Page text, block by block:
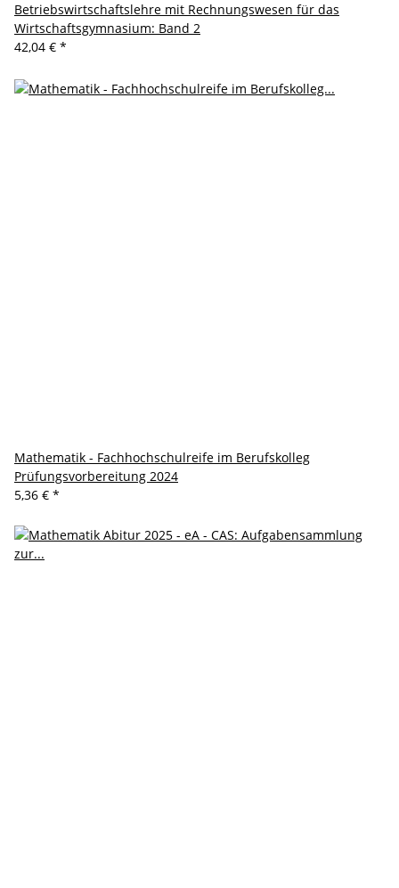
Betriebswirtschaftslehre mit Rechnungswesen für das
Wirtschaftsgymnasium: Band 2
42,04 € *
Mathematik - Fachhochschulreife im Berufskolleg
Prüfungsvorbereitung 2024
5,36 € *